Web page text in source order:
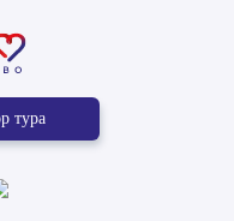
тура